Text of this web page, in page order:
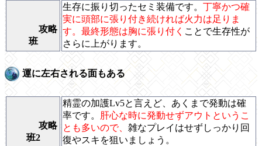
攻略
班
生存に振り切ったセミ装備です。 丁寧かつ確
実に頭部に張り付き続ければ火力は足りま
す。最終形態は胸に張り付く ことで生存性が
さらに上がります。
運に左右される面もある
攻略
班2
精霊の加護Lv5と言えど、あくまで発動は確
率です。
肝心な時に発動せずアウトというこ
とも多いので、 雑なプレイはせずしっかり回
復やスキを狙いましょう。